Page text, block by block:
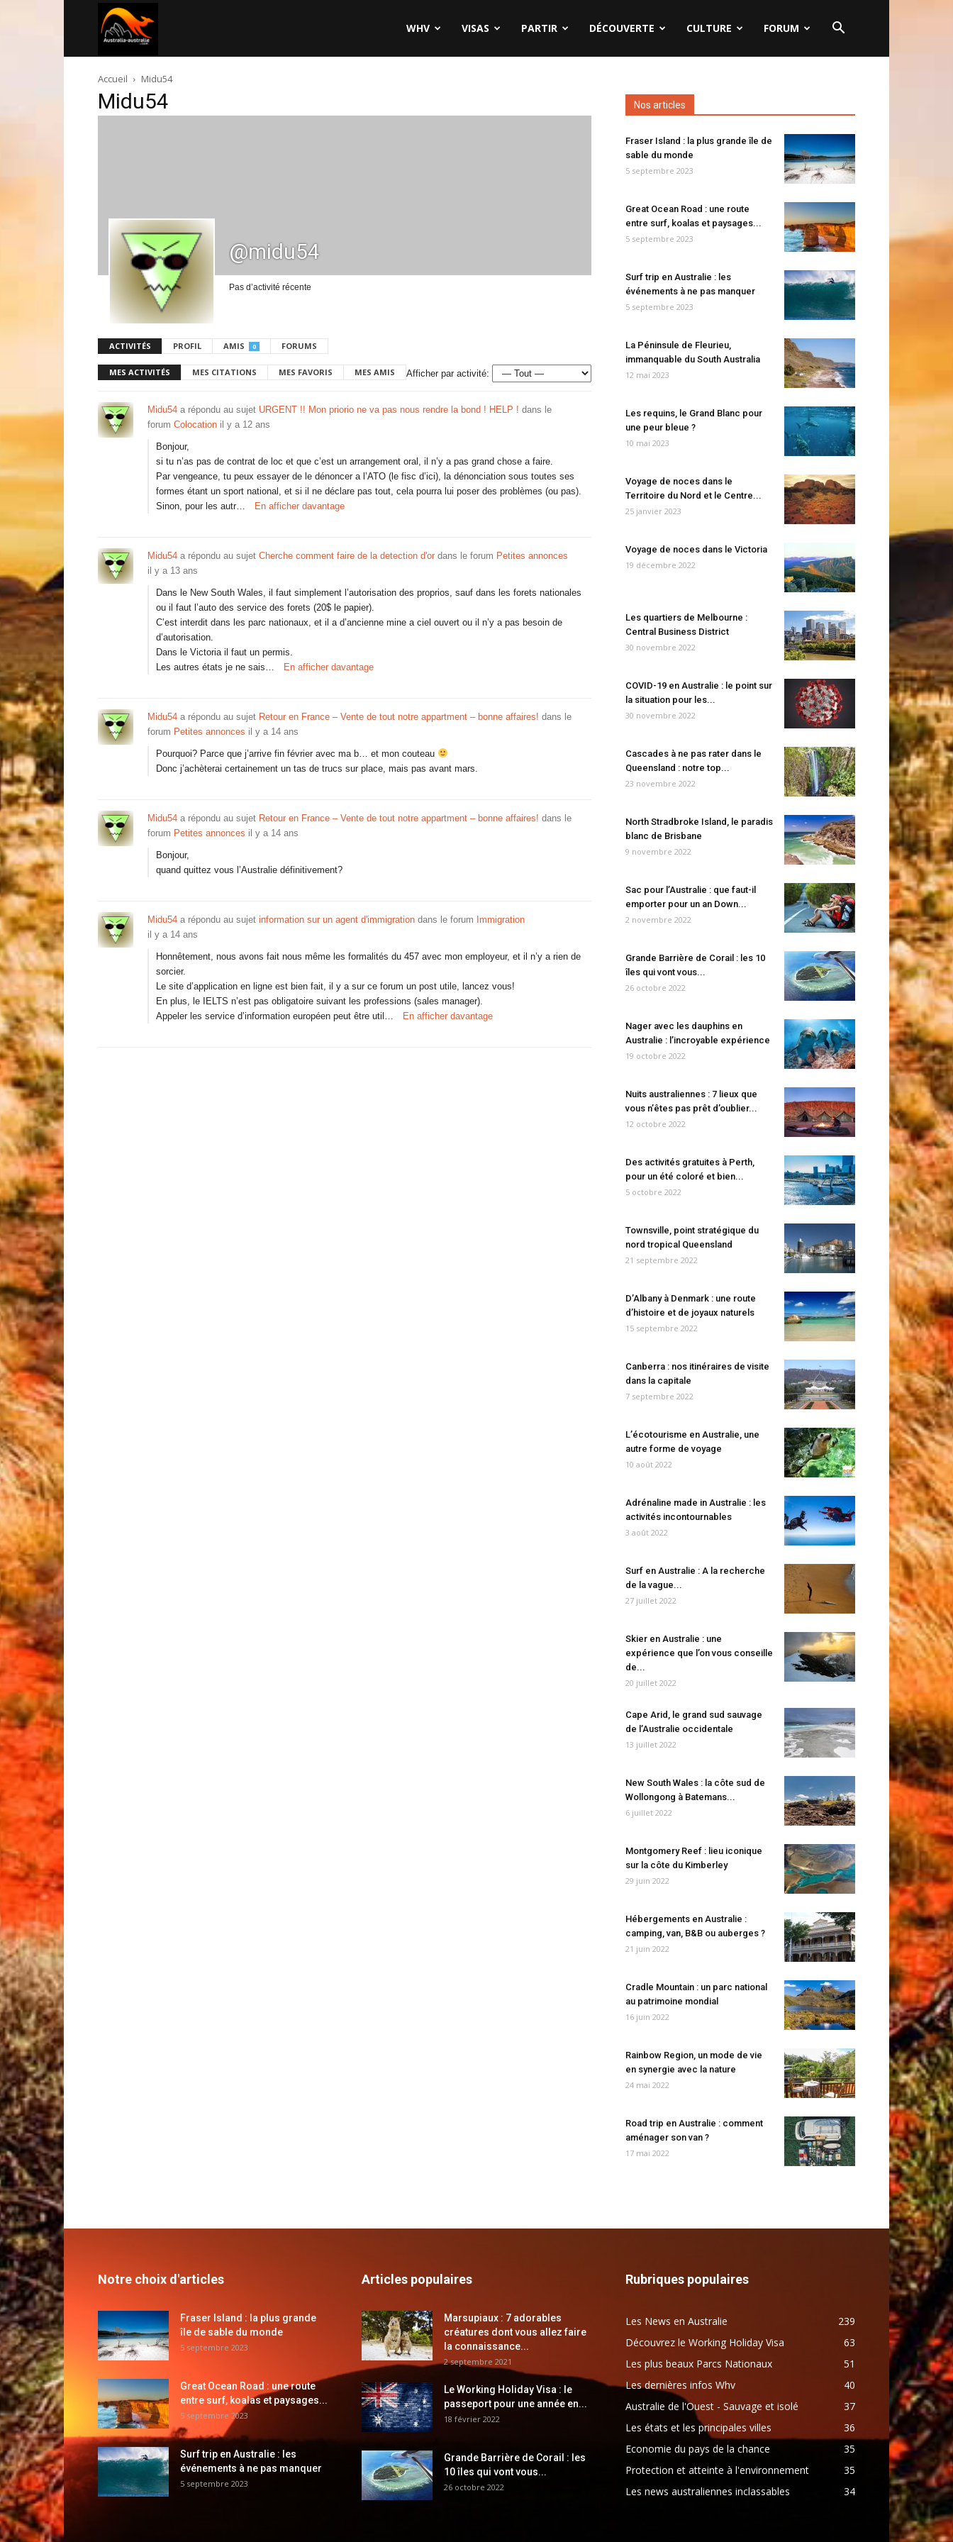
australie.com
WHV VISAS PARTIR DÉCOUVERTE CULTURE FORUM
Accueil Midu54
Midu54
@midu54
Pas d’activité récente
ACTIVITÉS PROFIL AMIS 0 FORUMS
MES ACTIVITÉS MES CITATIONS MES FAVORIS MES AMIS Afficher par activité:
Midu54 a répondu au sujet URGENT !! Mon priorio ne va pas nous rendre la bond ! HELP ! dans le
forum Colocation il y a 12 ans
Bonjour,
si tu n’as pas de contrat de loc et que c’est un arrangement oral, il n’y a pas grand chose a faire.
Par vengeance, tu peux essayer de le dénoncer a l’ATO (le fisc d’ici), la dénonciation sous toutes ses
formes étant un sport national, et si il ne déclare pas tout, cela pourra lui poser des problèmes (ou pas).
Sinon, pour les autr…
En afficher davantage
Midu54 a répondu au sujet Cherche comment faire de la detection d'or dans le forum Petites annonces
il y a 13 ans
Dans le New South Wales, il faut simplement l’autorisation des proprios, sauf dans les forets nationales
ou il faut l’auto des service des forets (20$ le papier).
C’est interdit dans les parc nationaux, et il a d’ancienne mine a ciel ouvert ou il n’y a pas besoin de
d’autorisation.
Dans le Victoria il faut un permis.
Les autres états je ne sais…
En afficher davantage
Midu54 a répondu au sujet Retour en France – Vente de tout notre appartment – bonne affaires! dans le
forum Petites annonces il y a 14 ans
Pourquoi? Parce que j’arrive fin février avec ma b… et mon couteau
Donc j’achèterai certainement un tas de trucs sur place, mais pas avant mars.
Midu54 a répondu au sujet Retour en France – Vente de tout notre appartment – bonne affaires! dans le
forum Petites annonces il y a 14 ans
Bonjour,
quand quittez vous l’Australie définitivement?
Midu54 a répondu au sujet information sur un agent d'immigration dans le forum Immigration
il y a 14 ans
Honnêtement, nous avons fait nous même les formalités du 457 avec mon employeur, et il n’y a rien de
sorcier.
Le site d’application en ligne est bien fait, il y a sur ce forum un post utile, lancez vous!
En plus, le IELTS n’est pas obligatoire suivant les professions (sales manager).
Appeler les service d’information européen peut être util…
En afficher davantage
Nos articles
Fraser Island : la plus grande île de
sable du monde
5 septembre 2023
Great Ocean Road : une route
entre surf, koalas et paysages...
5 septembre 2023
Surf trip en Australie : les
événements à ne pas manquer
5 septembre 2023
La Péninsule de Fleurieu,
immanquable du South Australia
12 mai 2023
Les requins, le Grand Blanc pour
une peur bleue ?
10 mai 2023
Voyage de noces dans le
Territoire du Nord et le Centre...
25 janvier 2023
Voyage de noces dans le Victoria
19 décembre 2022
Les quartiers de Melbourne :
Central Business District
30 novembre 2022
COVID-19 en Australie : le point sur
la situation pour les...
30 novembre 2022
Cascades à ne pas rater dans le
Queensland : notre top...
23 novembre 2022
North Stradbroke Island, le paradis
blanc de Brisbane
9 novembre 2022
Sac pour l’Australie : que faut-il
emporter pour un an Down...
2 novembre 2022
Grande Barrière de Corail : les 10
îles qui vont vous...
26 octobre 2022
Nager avec les dauphins en
Australie : l’incroyable expérience
19 octobre 2022
Nuits australiennes : 7 lieux que
vous n’êtes pas prêt d’oublier...
12 octobre 2022
Des activités gratuites à Perth,
pour un été coloré et bien...
5 octobre 2022
Townsville, point stratégique du
nord tropical Queensland
21 septembre 2022
D’Albany à Denmark : une route
d’histoire et de joyaux naturels
15 septembre 2022
Canberra : nos itinéraires de visite
dans la capitale
7 septembre 2022
L’écotourisme en Australie, une
autre forme de voyage
10 août 2022
Adrénaline made in Australie : les
activités incontournables
3 août 2022
Surf en Australie : A la recherche
de la vague...
27 juillet 2022
Skier en Australie : une
expérience que l’on vous conseille
de...
20 juillet 2022
Cape Arid, le grand sud sauvage
de l’Australie occidentale
13 juillet 2022
New South Wales : la côte sud de
Wollongong à Batemans...
6 juillet 2022
Montgomery Reef : lieu iconique
sur la côte du Kimberley
29 juin 2022
Hébergements en Australie :
camping, van, B&B ou auberges ?
21 juin 2022
Cradle Mountain : un parc national
au patrimoine mondial
16 juin 2022
Rainbow Region, un mode de vie
en synergie avec la nature
24 mai 2022
Road trip en Australie : comment
aménager son van ?
17 mai 2022
Notre choix d'articles
Fraser Island : la plus grande
île de sable du monde
5 septembre 2023
Great Ocean Road : une route
entre surf, koalas et paysages...
5 septembre 2023
Surf trip en Australie : les
événements à ne pas manquer
5 septembre 2023
Articles populaires
Marsupiaux : 7 adorables
créatures dont vous allez faire
la connaissance...
2 septembre 2021
Le Working Holiday Visa : le
passeport pour une année en...
18 février 2022
Grande Barrière de Corail : les
10 îles qui vont vous...
26 octobre 2022
Rubriques populaires
Les News en Australie
239
Découvrez le Working Holiday Visa
63
Les plus beaux Parcs Nationaux
51
Les dernières infos Whv
40
Australie de l'Ouest - Sauvage et isolé
37
Les états et les principales villes
36
Economie du pays de la chance
35
Protection et atteinte à l'environnement
35
Les news australiennes inclassables
34